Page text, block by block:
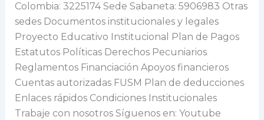
Colombia: 3225174 Sede Sabaneta: 5906983 Otras
sedes Documentos institucionales y legales
Proyecto Educativo Institucional Plan de Pagos
Estatutos Políticas Derechos Pecuniarios
Reglamentos Financiación Apoyos financieros
Cuentas autorizadas FUSM Plan de deducciones
Enlaces rápidos Condiciones Institucionales
Trabaje con nosotros Síguenos en: Youtube